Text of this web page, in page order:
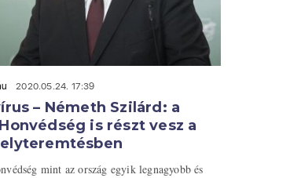
2020.05.24. 17:39
– Németh Szilárd: a
is részt vesz a
mint az ország egyik legnagyobb és